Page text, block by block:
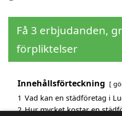
Få 3 erbjudanden,
förpliktelser
Innehållsförteckning
1 Vad kan en städföretag i
2 Hur mycket kostar en